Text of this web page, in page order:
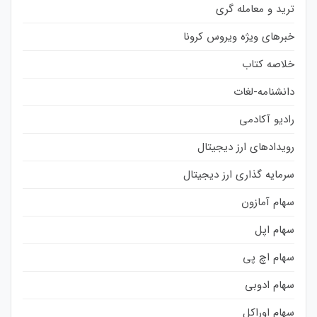
ترید و معامله گری
خبرهای ویژه ویروس کرونا
خلاصه کتاب
دانشنامه-لغات
رادیو آکادمی
رویدادهای ارز دیجیتال
سرمایه گذاری ارز دیجیتال
سهام آمازون
سهام اپل
سهام اچ پی
سهام ادوبی
سهام اوراکل